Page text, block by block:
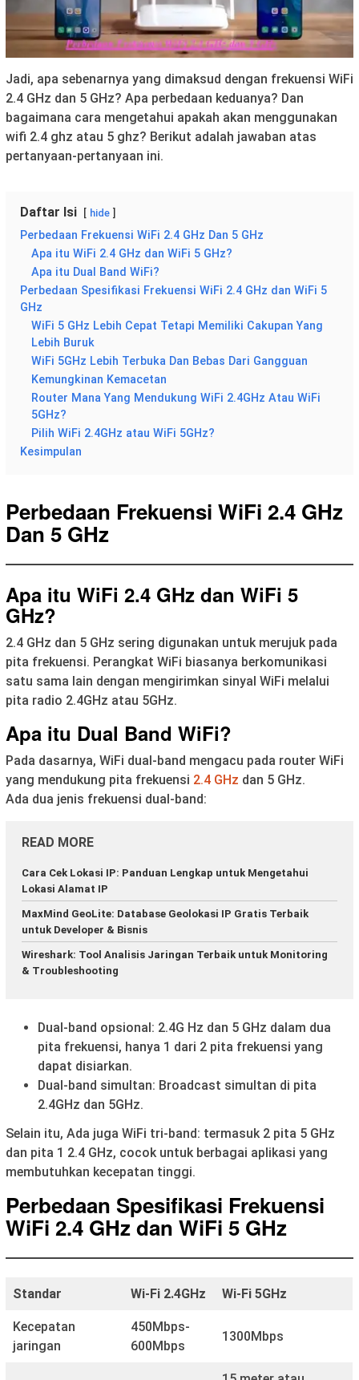
Jadi, apa sebenarnya yang dimaksud dengan frekuensi WiFi
2.4 GHz dan 5 GHz? Apa perbedaan keduanya? Dan
bagaimana cara mengetahui apakah akan menggunakan
wifi 2.4 ghz atau 5 ghz? Berikut adalah jawaban atas
pertanyaan-pertanyaan ini.
Daftar Isi hide
Perbedaan Frekuensi WiFi 2.4 GHz Dan 5 GHz
Apa itu WiFi 2.4 GHz dan WiFi 5 GHz?
Apa itu Dual Band WiFi?
Perbedaan Spesifikasi Frekuensi WiFi 2.4 GHz dan WiFi 5
GHz
WiFi 5 GHz Lebih Cepat Tetapi Memiliki Cakupan Yang
Lebih Buruk
WiFi 5GHz Lebih Terbuka Dan Bebas Dari Gangguan
Kemungkinan Kemacetan
Router Mana Yang Mendukung WiFi 2.4GHz Atau WiFi
5GHz?
Pilih WiFi 2.4GHz atau WiFi 5GHz?
Kesimpulan
Perbedaan Frekuensi WiFi 2.4 GHz
Dan 5 GHz
Apa itu WiFi 2.4 GHz dan WiFi 5
GHz?
2.4 GHz dan 5 GHz sering digunakan untuk merujuk pada
pita frekuensi. Perangkat WiFi biasanya berkomunikasi
satu sama lain dengan mengirimkan sinyal WiFi melalui
pita radio 2.4GHz atau 5GHz.
Apa itu Dual Band WiFi?
Pada dasarnya, WiFi dual-band mengacu pada router WiFi
yang mendukung pita frekuensi 2.4 GHz dan 5 GHz.
Ada dua jenis frekuensi dual-band:
READ MORE
Cara Cek Lokasi IP: Panduan Lengkap untuk Mengetahui
Lokasi Alamat IP
MaxMind GeoLite: Database Geolokasi IP Gratis Terbaik
untuk Developer & Bisnis
Wireshark: Tool Analisis Jaringan Terbaik untuk Monitoring
& Troubleshooting
Dual-band opsional: 2.4G Hz dan 5 GHz dalam dua
pita frekuensi, hanya 1 dari 2 pita frekuensi yang
dapat disiarkan.
Dual-band simultan: Broadcast simultan di pita
2.4GHz dan 5GHz.
Selain itu, Ada juga WiFi tri-band: termasuk 2 pita 5 GHz
dan pita 1 2.4 GHz, cocok untuk berbagai aplikasi yang
membutuhkan kecepatan tinggi.
Perbedaan Spesifikasi Frekuensi
WiFi 2.4 GHz dan WiFi 5 GHz
Standar Wi-Fi 2.4GHz Wi-Fi 5GHz
Kecepatan
jaringan
450Mbps-
600Mbps
1300Mbps